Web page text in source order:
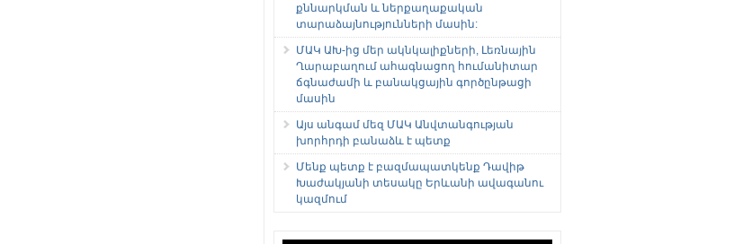
քննարկման և ներքաղաքական
տարաձայնությունների մասին:
ՄԱԿ ԱԽ-ից մեր ակնկալիքների, Լեռնային
Ղարաբաղում ահագնացող հումանիտար
ճգնաժամի և բանակցային գործընթացի
մասին
Այս անգամ մեզ ՄԱԿ Անվտանգության
խորհրդի բանաձև է պետք
Մենք պետք է բազմապատկենք Դավիթ
Խաժակյանի տեսակը Երևանի ավագանու
կազմում